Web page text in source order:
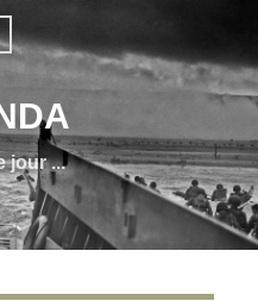
jour ...